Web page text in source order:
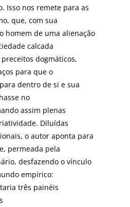
Isso nos remete para as
que, com sua
homem de uma alienação
calcada
dogmáticos,
para que o
dentro de si e sua
no
assim plenas
Diluídas
o autor aponta para
permeada pela
desfazendo o vínculo
empírico:
três painéis